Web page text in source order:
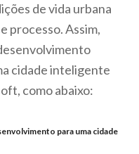
de vida urbana
processo. Assim,
cidade inteligente
como abaixo:
para uma cidade